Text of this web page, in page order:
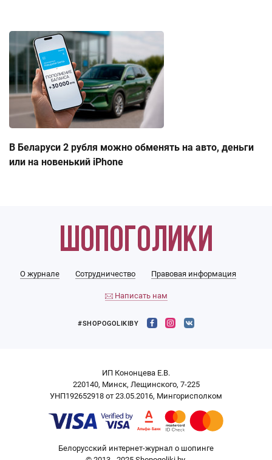
В Беларуси 2 рубля можно обменять на авто, деньги
или на новенький iPhone
О журнале Сотрудничество Правовая информация
Написать нам
#SHOPOGOLIKIBY
ИП Кононцева Е.В.
220140, Минск, Лещинского, 7-225
УНП192652918 от 23.05.2016, Мингорисполком
Белорусский интернет-журнал о шопинге